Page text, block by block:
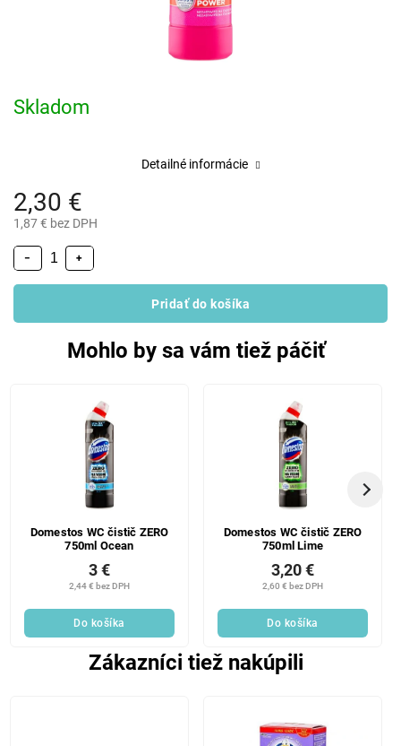
2,30 €
1,87 € bez DPH
Skladom
+
−
Pridať do košíka
Detailné informácie
Mohlo by sa vám tiež páčiť
Domestos WC čistič ZERO
750ml Ocean
2,44 € bez DPH
3 €
Do košíka
Domestos WC čistič ZERO
750ml Lime
2,60 € bez DPH
3,20 €
Do košíka
Zákazníci tiež nakúpili